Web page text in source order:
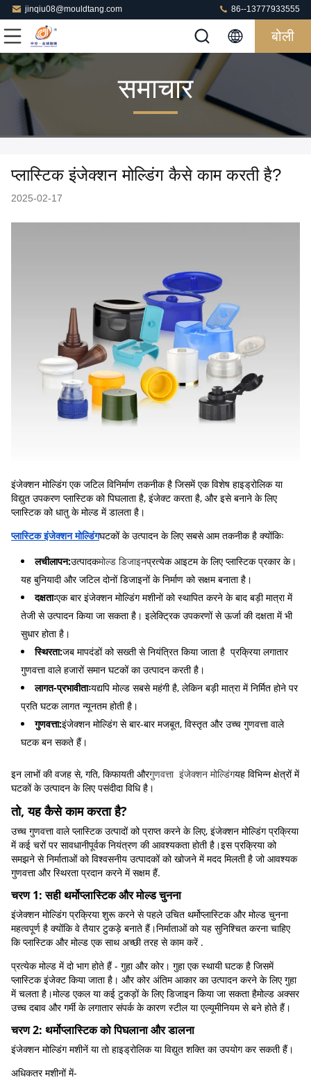
jinqiu08@mouldtang.com 86--13777933555
बोली
समाचार
प्लास्टिक इंजेक्शन मोल्डिंग कैसे काम करती है?
2025-02-17
इंजेक्शन मोल्डिंग एक जटिल विनिर्माण तकनीक है जिसमें एक विशेष हाइड्रोलिक या
विद्युत उपकरण प्लास्टिक को पिघलाता है, इंजेक्ट करता है, और इसे बनाने के लिए
प्लास्टिक को धातु के मोल्ड में डालता है।
प्लास्टिक इंजेक्शन मोल्डिंगघटकों के उत्पादन के लिए सबसे आम तकनीक है क्योंकिः
लचीलापन:उत्पादकमोल्ड डिजाइनप्रत्येक आइटम के लिए प्लास्टिक प्रकार के।
यह बुनियादी और जटिल दोनों डिजाइनों के निर्माण को सक्षम बनाता है।
दक्षताःएक बार इंजेक्शन मोल्डिंग मशीनों को स्थापित करने के बाद बड़ी मात्रा में
तेजी से उत्पादन किया जा सकता है। इलेक्ट्रिक उपकरणों से ऊर्जा की दक्षता में भी
सुधार होता है।
स्थिरता:जब मापदंडों को सख्ती से नियंत्रित किया जाता है ️ प्रक्रिया लगातार
गुणवत्ता वाले हजारों समान घटकों का उत्पादन करती है।
लागत-प्रभावीताःयद्यपि मोल्ड सबसे महंगी है, लेकिन बड़ी मात्रा में निर्मित होने पर
प्रति घटक लागत न्यूनतम होती है।
गुणवत्ता:इंजेक्शन मोल्डिंग से बार-बार मजबूत, विस्तृत और उच्च गुणवत्ता वाले
घटक बन सकते हैं।
इन लाभों की वजह से, गति, किफायती औरगुणवत्ता ️ इंजेक्शन मोल्डिंगयह विभिन्न क्षेत्रों में
घटकों के उत्पादन के लिए पसंदीदा विधि है।
तो, यह कैसे काम करता है?
उच्च गुणवत्ता वाले प्लास्टिक उत्पादों को प्राप्त करने के लिए, इंजेक्शन मोल्डिंग प्रक्रिया
में कई चरों पर सावधानीपूर्वक नियंत्रण की आवश्यकता होती है।इस प्रक्रिया को
समझने से निर्माताओं को विश्वसनीय उत्पादकों को खोजने में मदद मिलती है जो आवश्यक
गुणवत्ता और स्थिरता प्रदान करने में सक्षम हैं.
चरण 1: सही थर्मोप्लास्टिक और मोल्ड चुनना
इंजेक्शन मोल्डिंग प्रक्रिया शुरू करने से पहले उचित थर्मोप्लास्टिक और मोल्ड चुनना
महत्वपूर्ण है क्योंकि वे तैयार टुकड़े बनाते हैं।निर्माताओं को यह सुनिश्चित करना चाहिए
कि प्लास्टिक और मोल्ड एक साथ अच्छी तरह से काम करें .
प्रत्येक मोल्ड में दो भाग होते हैं - गुहा और कोर। गुहा एक स्थायी घटक है जिसमें
प्लास्टिक इंजेक्ट किया जाता है। और कोर अंतिम आकार का उत्पादन करने के लिए गुहा
में चलता है।मोल्ड एकल या कई टुकड़ों के लिए डिजाइन किया जा सकता हैमोल्ड अक्सर
उच्च दबाव और गर्मी के लगातार संपर्क के कारण स्टील या एल्यूमीनियम से बने होते हैं।
चरण 2: थर्मोप्लास्टिक को पिघलाना और डालना
इंजेक्शन मोल्डिंग मशीनें या तो हाइड्रोलिक या विद्युत शक्ति का उपयोग कर सकती हैं।
अधिकतर मशीनों में-